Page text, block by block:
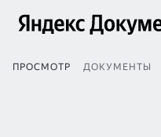
ПРОСМОТР ДОКУМЕНТЫ